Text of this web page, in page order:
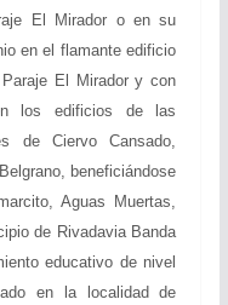
El Mirador o en su
en el flamante edificio
El Mirador y con
los edificios de las
de Ciervo Cansado,
beneficiándose
Aguas Muertas,
de Rivadavia Banda
educativo de nivel
en la localidad de